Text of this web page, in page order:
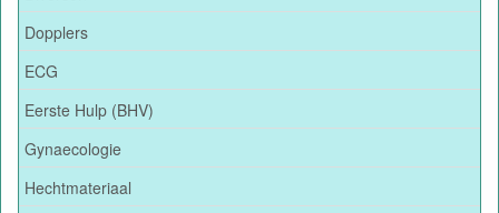
Dopplers
ECG
Eerste Hulp (BHV)
Gynaecologie
Hechtmateriaal